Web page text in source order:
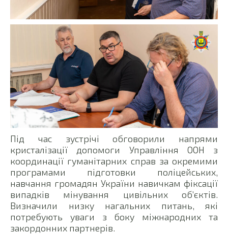
Під час зустрічі обговорили напрями
кристалізації допомоги Управління ООН з
координації гуманітарних справ за окремими
програмами підготовки поліцейських,
навчання громадян України навичкам фіксації
випадків мінування цивільних об’єктів.
Визначили низку нагальних питань, які
потребують уваги з боку міжнародних та
закордонних партнерів.